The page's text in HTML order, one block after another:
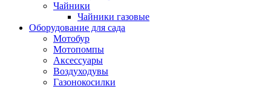
Чайники
Чайники газовые
Оборудование для сада
Мотобур
Мотопомпы
Аксессуары
Воздуходувы
Газонокосилки